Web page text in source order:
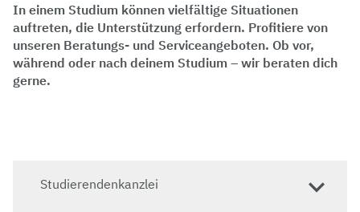
In einem Studium können vielfältige Situationen
auftreten, die Unterstützung erfordern. Profitiere von
unseren Beratungs- und Serviceangeboten. Ob vor,
während oder nach deinem Studium – wir beraten dich
gerne.
Studierendenkanzlei